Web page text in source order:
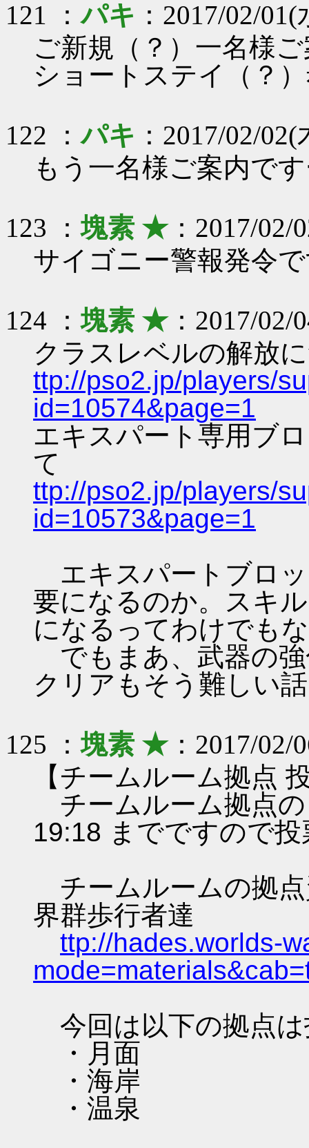
121 ：パキ ：2017/02/
ご新規（？）一名様
ショートステイ（？
122 ：パキ ：2017/02/
もう一名様ご案内で
123 ：塊素 ★：2017/02/
サイゴニー警報発令
124 ：塊素 ★：2017/02/
クラスレベルの解放
ttp://pso2.jp/players/
id=10574&page=1
エキスパート専用ブ
て
ttp://pso2.jp/players/
id=10573&page=1
エキスパートブロ
要になるのか。スキ
になるってわけでも
でもまあ、武器の
クリアもそう難しい
125 ：塊素 ★：2017/02/
【チームルーム拠点
チームルーム拠点
19:18 までですので
チームルームの拠
界群歩行者達
ttp://hades.worlds-
今回は以下の拠点
・月面
・海岸
・温泉